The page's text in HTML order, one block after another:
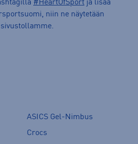
#HeartOfSport ja lisää
niin ne näytetään
sivustollamme.
ASICS Gel-Nimbus
Crocs